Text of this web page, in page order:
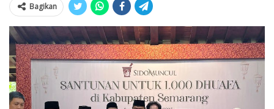
Bagikan